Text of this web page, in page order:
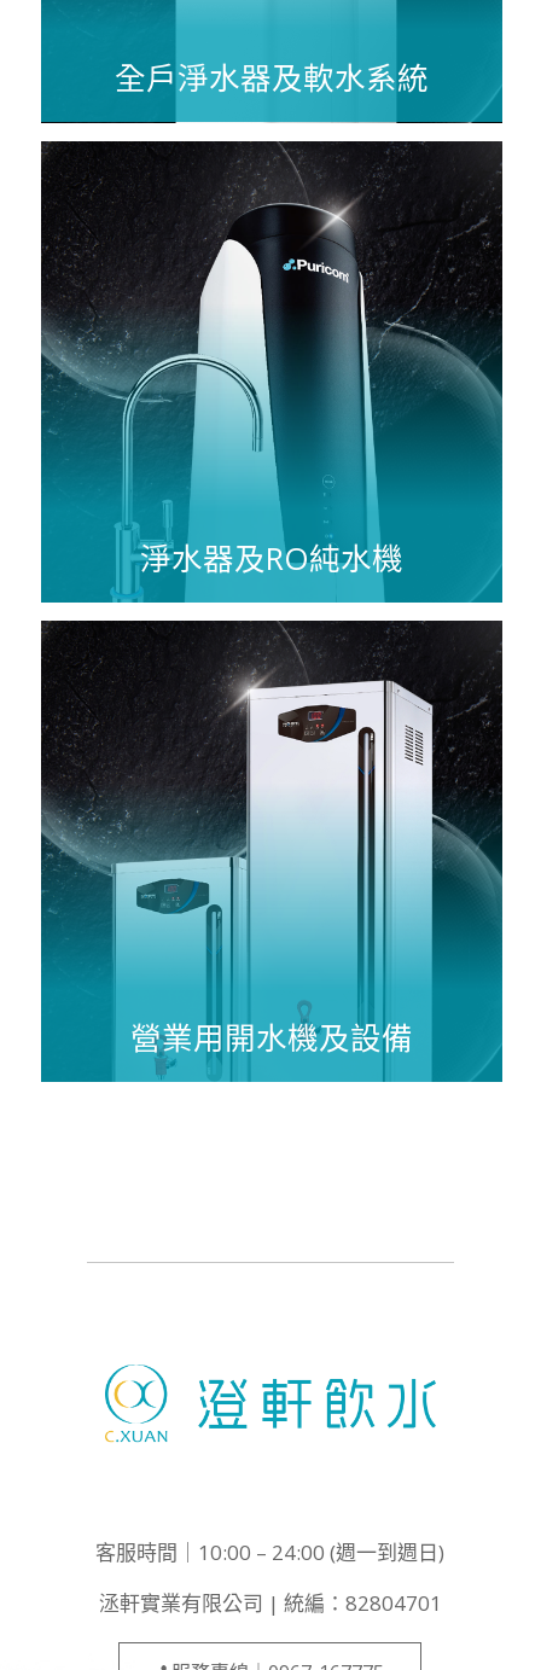
全戶淨水器及軟水系統
淨水器及RO純水機
營業用開水機及設備
客服時間｜10:00 – 24:00 (週一到週日)
洆軒實業有限公司 | 統編：82804701